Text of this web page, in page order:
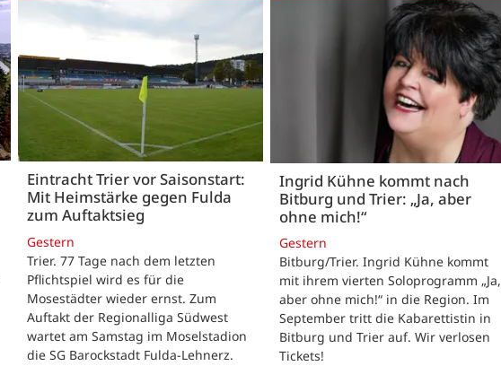
Eintracht Trier vor Saisonstart:
Mit Heimstärke gegen Fulda
zum Auftaktsieg
Gestern
Trier. 77 Tage nach dem letzten
Pflichtspiel wird es für die
Mosestädter wieder ernst. Zum
Auftakt der Regionalliga Südwest
wartet am Samstag im Moselstadion
die SG Barockstadt Fulda-Lehnerz.
Ingrid Kühne kommt nach
Bitburg und Trier: „Ja, aber
ohne mich!“
Gestern
Bitburg/Trier. Ingrid Kühne kommt
mit ihrem vierten Soloprogramm „Ja,
aber ohne mich!“ in die Region. Im
September tritt die Kabarettistin in
Bitburg und Trier auf. Wir verlosen
Tickets!